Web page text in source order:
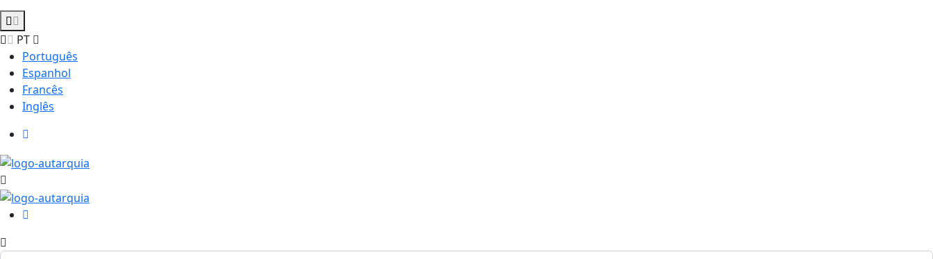
PT
Português
Espanhol
Francês
Inglês